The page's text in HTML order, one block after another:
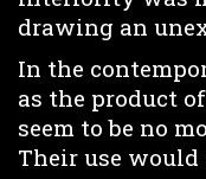
drawing an
In the
as the product
seem to be no
Their use